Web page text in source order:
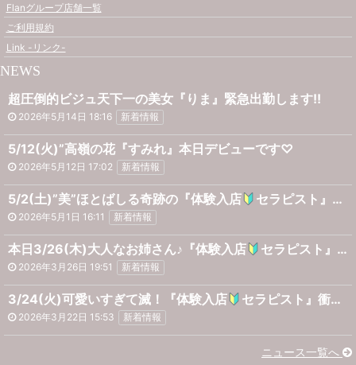
Flanグループ店舗一覧
ご利用規約
Link -リンク-
NEWS
超圧倒的ビジュ天下一の美女『りま』緊急出勤します!!
2026年5月14日 18:16 新着情報
5/12(火)”高嶺の花『すみれ』本日デビューです♡
2026年5月12日 17:02 新着情報
5/2(土)”美”ほとばしる奇跡の『体験入店 セラピスト』ご案内可能です♡
2026年5月1日 16:11 新着情報
本日3/26(木)大人なお姉さん♪『体験入店 セラピスト』♡
2026年3月26日 19:51 新着情報
3/24(火)可愛いすぎて滅！『体験入店 セラピスト』衝撃のメンエスデビュー♡
2026年3月22日 15:53 新着情報
ニュース一覧へ